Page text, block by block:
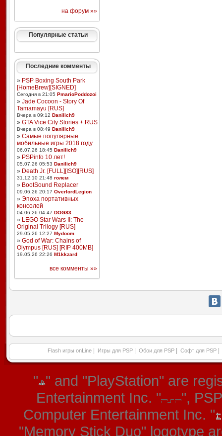
на форум »»
Популярные статьи
Последние комменты
» PSP Boxing South Park
[HomeBrew][SIGNED]
Сегодня в 21:05 PmarioPoddozoi
» Jade Cocoon - Story Of
Tamamayu [RUS]
Вчера в 09:12 Danilich9
» GTA Vice City Stories + RUS
Вчера в 08:49 Danilich9
» Самые популярные
мобильные игры 2018 году
06.07.26 18:45 Danilich9
» PSPinfo 10 лет!
05.07.26 05:53 Danilich9
» Death Jr. [FULL][ISO][RUS]
31.12.10 21:48 голем
» BootSound Replacer
09.06.26 20:17 OverlordLegion
» Эпоха портативных
консолей
04.06.26 04:47 DOG83
» LEGO Star Wars II: The
Original Trilogy [RUS]
29.05.26 12:27 Mydoom
» God of War: Chains of
Olympus [RUS] [RIP 400MB]
19.05.26 22:26 M1kkzard
все комменты »»
Flash игры onLine Игры для PSP Обои для PSP Софт для PSP
" " and "PlayStation" are
Entertainment Inc. "
",
Computer Entertainment Inc. "
"Memory Stick Duo" logotype